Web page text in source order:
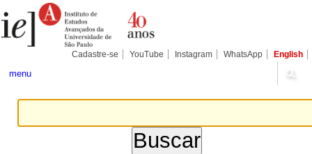
para
conteúdo.
Pessoais
Cadastre-se YouTube Instagram WhatsApp English
menu